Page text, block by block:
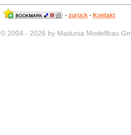
- zurück - Kontakt
© 2004 - 2026 by Madunia Modellbau